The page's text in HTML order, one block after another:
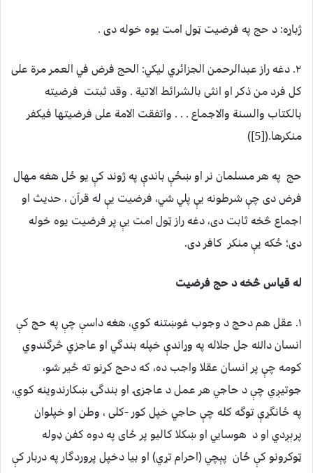
ژباړه: د حج په فرضیت ټول امت يوه خوله دی .
۲. دغه راز عبدالرحمن الجزائري لیکي: الحج فرض في العمر مرة علی
کل فرد من ذکر او انثی بالشرائط الاتیة . وقد ثبتت فرضیته
بالکتاب والسنة والاجماع . . . واتفقت الامة علی فرضیتها فیکفر
منکرها.([5])
حج په هر مسلمان نر او ښځې باندې په ژوند کې یو ځل هغه مهال
فرض دی چې شرطونه یې پلي شي، فرضیت یې له قرآن ، حدیث او
اجماع څخه ثابت دی، دغه راز ټول امت یې پر فرضیت یوه خوله
دی؛ ځکه يې منکر کافر دی.
له قياس څخه د حج فرضيت
۱. عقل هم دحج د وجوب غوښتنه کوي، هغه داسې چې په حج کې
انسان دالله جل جلاله په وړاندې خپله بندگي او عاجزي څرگندوي
کومه چې پر انسان عقلا واجب ده، که دحج کړنو ته ځیر شو،
جوتيږي چې د حاجي هر عمل د عاجزۍ او بندگۍ ښکارندوینه کوي،
په ځانگړې توگه کله چې حاجي خپل کور -کلی ، وطن او خپلوان
پرېږدي او د هوسایي او ښکلا کالیو پر ځای په دوه کفن ډوله
ټوکرونو کې ځان پېچي (احرام تړي) او بیا دخپل پروردگار په دربار کې